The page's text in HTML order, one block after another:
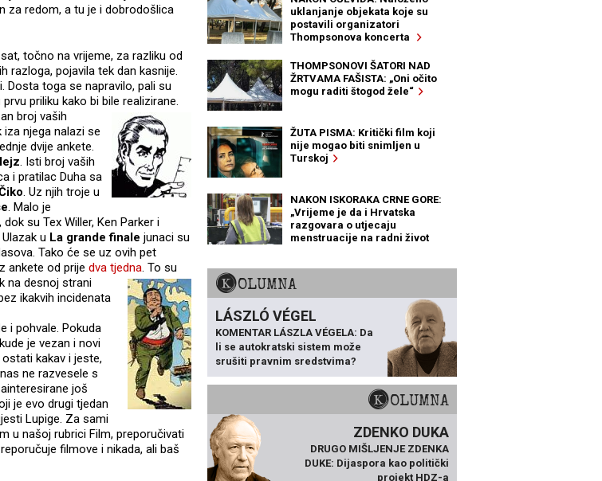
za redom, a tu je i dobrodošlica
točno na vrijeme, za razliku od
razloga, pojavila tek dan kasnije.
Dosta toga se napravilo, pali su
priliku kako bi bile realizirane.
broj vaših
iza njega nalazi se
dvije ankete.
. Isti broj vaših
i pratilac Duha sa
. Uz njih troje u
. Malo je
su Tex Willer, Ken Parker i
u La grande finale junaci su
Tako će se uz ovih pet
ankete od prije dva tjedna. To su
na desnoj strani
ikakvih incidenata
i pohvale. Pokuda
je vezan i novi
kakav i jeste,
ne razvesele s
još
je evo drugi tjedan
Lupige. Za sami
u našoj rubrici Film, preporučivati
filmove i nikada, ali baš
uklanjanje objekata koje su
postavili organizatori
Thompsonova koncerta
THOMPSONOVI ŠATORI NAD
ŽRTVAMA FAŠISTA: „Oni očito
mogu raditi štogod žele“
ŽUTA PISMA: Kritički film koji
nije mogao biti snimljen u
Turskoj
NAKON ISKORAKA CRNE GORE:
„Vrijeme je da i Hrvatska
razgovara o utjecaju
menstruacije na radni život
KOLUMNA
LÁSZLÓ VÉGEL
KOMENTAR LÁSZLA VÉGELA: Da
li se autokratski sistem može
srušiti pravnim sredstvima?
KOLUMNA
ZDENKO DUKA
DRUGO MIŠLJENJE ZDENKA
DUKE: Dijaspora kao politički
projekt HDZ-a